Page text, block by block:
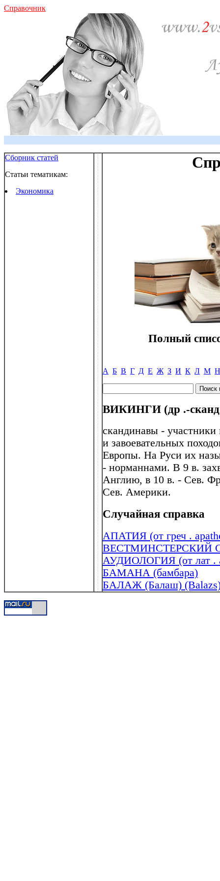
Справочник
Сборник статей
Статьи тематикам:
Экономика
Полный
А Б В Г Д Е Ж З И К Л М Н
ВИКИНГИ (др .-
скандинавы - участники
и завоевательных
Европы. На Руси их
- норманнами. В 9 в.
Англию, в 10 в. - Сев.
Сев. Америки.
Случайная справка
АПАТИЯ (от греч .
ВЕСТМИНСТЕРСКИЙ
АУДИОЛОГИЯ (от лат .
БАМАНА (бамбара)
БАЛАЖ (Балаш) (Balazs)